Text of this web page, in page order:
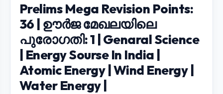
Prelims Mega Revision Points:
36 | ഊർജ മേഖലയിലെ
പുരോഗതി: 1 | Genaral Science
| Energy Sourse In India |
Atomic Energy | Wind Energy |
Water Energy |